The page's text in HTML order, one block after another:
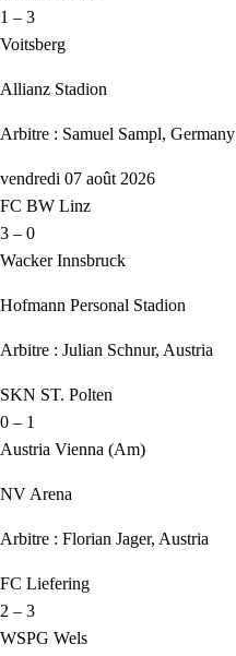
1 – 3
Voitsberg
Allianz Stadion
Arbitre : Samuel Sampl, Germany
vendredi 07 août 2026
FC BW Linz
3 – 0
Wacker Innsbruck
Hofmann Personal Stadion
Arbitre : Julian Schnur, Austria
SKN ST. Polten
0 – 1
Austria Vienna (Am)
NV Arena
Arbitre : Florian Jager, Austria
FC Liefering
2 – 3
WSPG Wels